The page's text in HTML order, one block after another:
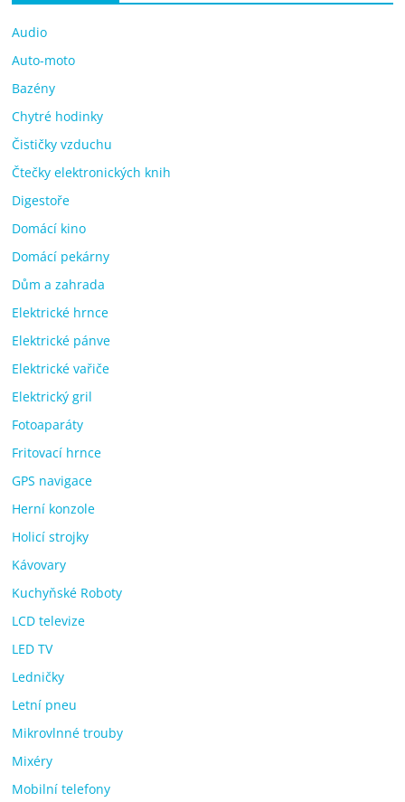
Audio
Auto-moto
Bazény
Chytré hodinky
Čističky vzduchu
Čtečky elektronických knih
Digestoře
Domácí kino
Domácí pekárny
Dům a zahrada
Elektrické hrnce
Elektrické pánve
Elektrické vařiče
Elektrický gril
Fotoaparáty
Fritovací hrnce
GPS navigace
Herní konzole
Holicí strojky
Kávovary
Kuchyňské Roboty
LCD televize
LED TV
Ledničky
Letní pneu
Mikrovlnné trouby
Mixéry
Mobilní telefony